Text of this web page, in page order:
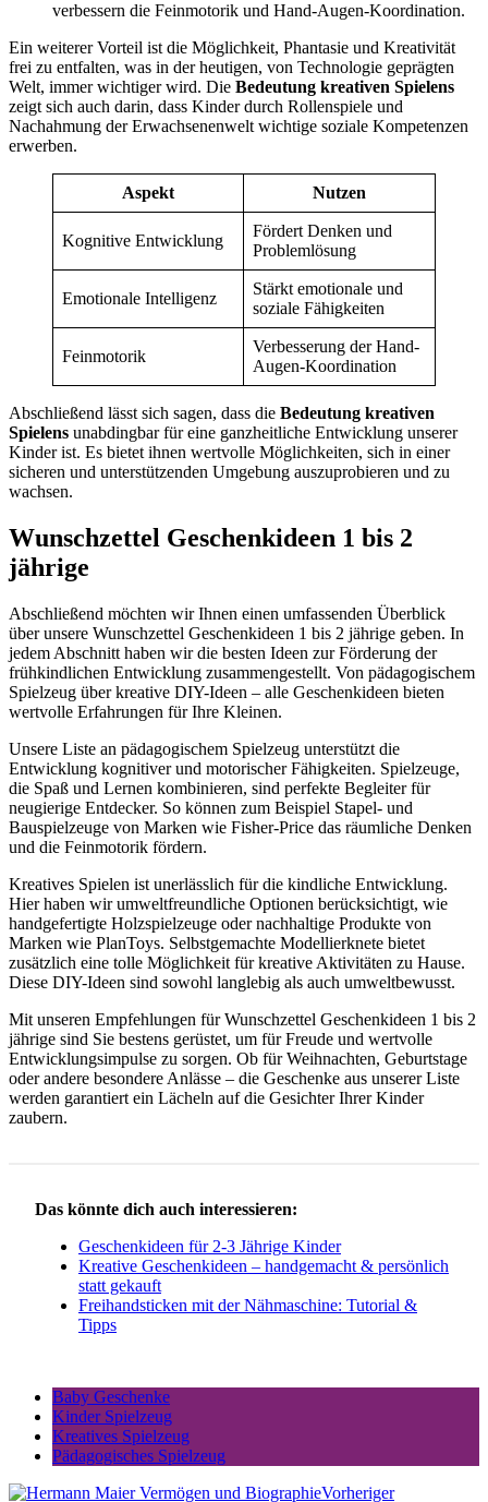
verbessern die Feinmotorik und Hand-Augen-Koordination.
Ein weiterer Vorteil ist die Möglichkeit, Phantasie und Kreativität
frei zu entfalten, was in der heutigen, von Technologie geprägten
Welt, immer wichtiger wird. Die Bedeutung kreativen Spielens
zeigt sich auch darin, dass Kinder durch Rollenspiele und
Nachahmung der Erwachsenenwelt wichtige soziale Kompetenzen
erwerben.
Aspekt Nutzen
Kognitive Entwicklung
Fördert Denken und
Problemlösung
Emotionale Intelligenz
Stärkt emotionale und
soziale Fähigkeiten
Feinmotorik
Verbesserung der Hand-
Augen-Koordination
Abschließend lässt sich sagen, dass die Bedeutung kreativen
Spielens unabdingbar für eine ganzheitliche Entwicklung unserer
Kinder ist. Es bietet ihnen wertvolle Möglichkeiten, sich in einer
sicheren und unterstützenden Umgebung auszuprobieren und zu
wachsen.
Wunschzettel Geschenkideen 1 bis 2
jährige
Abschließend möchten wir Ihnen einen umfassenden Überblick
über unsere Wunschzettel Geschenkideen 1 bis 2 jährige geben. In
jedem Abschnitt haben wir die besten Ideen zur Förderung der
frühkindlichen Entwicklung zusammengestellt. Von pädagogischem
Spielzeug über kreative DIY-Ideen – alle Geschenkideen bieten
wertvolle Erfahrungen für Ihre Kleinen.
Unsere Liste an pädagogischem Spielzeug unterstützt die
Entwicklung kognitiver und motorischer Fähigkeiten. Spielzeuge,
die Spaß und Lernen kombinieren, sind perfekte Begleiter für
neugierige Entdecker. So können zum Beispiel Stapel- und
Bauspielzeuge von Marken wie Fisher-Price das räumliche Denken
und die Feinmotorik fördern.
Kreatives Spielen ist unerlässlich für die kindliche Entwicklung.
Hier haben wir umweltfreundliche Optionen berücksichtigt, wie
handgefertigte Holzspielzeuge oder nachhaltige Produkte von
Marken wie PlanToys. Selbstgemachte Modellierknete bietet
zusätzlich eine tolle Möglichkeit für kreative Aktivitäten zu Hause.
Diese DIY-Ideen sind sowohl langlebig als auch umweltbewusst.
Mit unseren Empfehlungen für Wunschzettel Geschenkideen 1 bis 2
jährige sind Sie bestens gerüstet, um für Freude und wertvolle
Entwicklungsimpulse zu sorgen. Ob für Weihnachten, Geburtstage
oder andere besondere Anlässe – die Geschenke aus unserer Liste
werden garantiert ein Lächeln auf die Gesichter Ihrer Kinder
zaubern.
Das könnte dich auch interessieren:
Geschenkideen für 2-3 Jährige Kinder
Kreative Geschenkideen – handgemacht & persönlich
statt gekauft
Freihandsticken mit der Nähmaschine: Tutorial &
Tipps
Baby Geschenke
Kinder Spielzeug
Kreatives Spielzeug
Pädagogisches Spielzeug
Vorheriger